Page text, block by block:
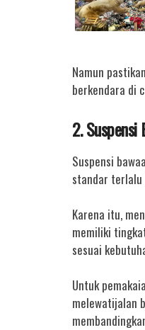
Namun
berkendara di
2.
Suspensi
standar terlalu
Karena itu,
memiliki
sesuai
Untuk
melewatijalan